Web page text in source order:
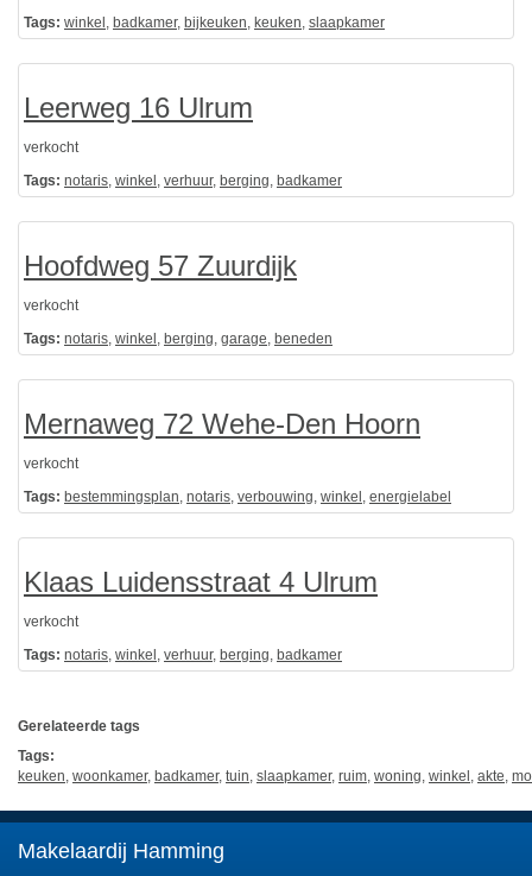
Tags: winkel , badkamer, bijkeuken, keuken, slaapkamer
Leerweg 16 Ulrum
verkocht
Tags: notaris, winkel , verhuur, berging, badkamer
Hoofdweg 57 Zuurdijk
verkocht
Tags: notaris, winkel , berging, garage, beneden
Mernaweg 72 Wehe-Den Hoorn
verkocht
Tags: bestemmingsplan, notaris, verbouwing, winkel , energielabel
Klaas Luidensstraat 4 Ulrum
verkocht
Tags: notaris, winkel , verhuur, berging, badkamer
Gerelateerde tags
Tags:
keuken, woonkamer, badkamer, tuin, slaapkamer, ruim, woning, winkel , akte,
Makelaardij Hamming